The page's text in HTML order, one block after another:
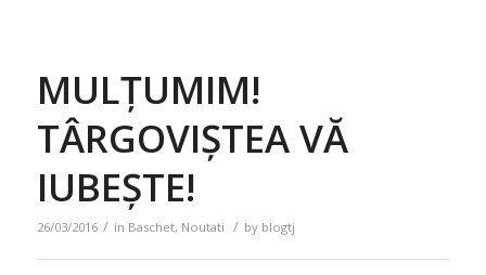
MULȚUMIM!
TÂRGOVIȘTEA VĂ
IUBEȘTE!
26/03/2016 / in Baschet, Noutati / by blogtj